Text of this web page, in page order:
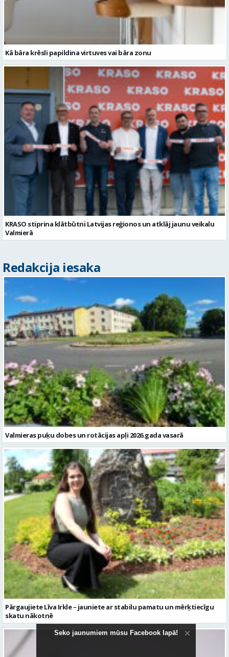
Kā bāra krēsli papildina virtuves vai bāra zonu
KRASO stiprina klātbūtni Latvijas reģionos un atklāj jaunu veikalu
Valmierā
Redakcija iesaka
Valmieras puķu dobes un rotācijas apļi 2026.gada vasarā
Pārgaujiete Līva Irkle – jauniete ar stabilu pamatu un mērķtiecīgu
skatu nākotnē
Seko jaunumiem mūsu Facebook lapā!